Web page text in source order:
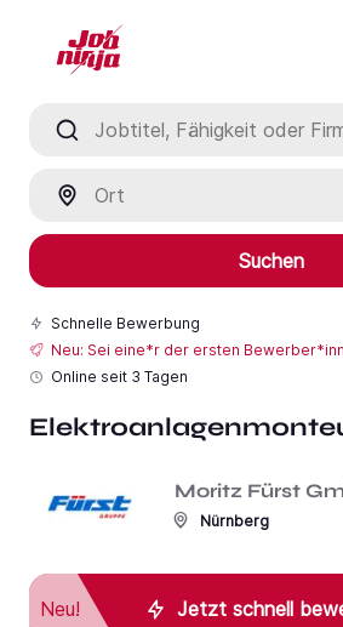
Suchen
Schnelle Bewerbung
Neu: Sei eine*r der ersten
Online seit 3 Tagen
Moritz Fürst
Nürnberg
Jetzt schnell
Neu!